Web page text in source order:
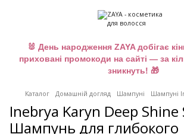
🐰 День народження ZAYA добігає
приховані промокоди на сайті — за
зникнуть! 🎁
Каталог Домашній догляд Шампуні Шампуні
Inebrya Karyn Deep Shine
Шампунь для глибокого